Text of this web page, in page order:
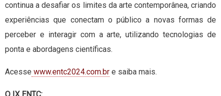
continua a desafiar os limites da arte contemporânea, criando
experiências que conectam o público a novas formas de
perceber e interagir com a arte, utilizando tecnologias de
ponta e abordagens científicas.
Acesse www.entc2024.com.br e saiba mais.